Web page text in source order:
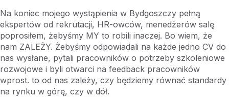
Na koniec mojego wystąpienia w Bydgoszczy pełną
ekspertów od rekrutacji, HR-owców, menedżerów salę
poprosiłem, żebyśmy MY to robili inaczej. Bo wiem, że
nam ZALEŻY. Żebyśmy odpowiadali na każde jedno CV do
nas wysłane, pytali pracowników o potrzeby szkoleniowe
rozwojowe i byli otwarci na feedback pracowników
wprost. to od nas zależy, czy będziemy równać standardy
na rynku w górę, czy w dół.